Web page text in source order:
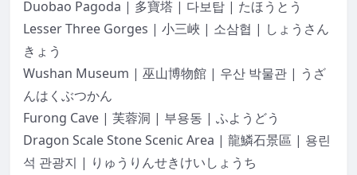
Duobao Pagoda | 多寶塔 | 다보탑 | たほうとう
Lesser Three Gorges | 小三峽 | 소삼협 | しょうさん
きょう
Wushan Museum | 巫山博物館 | 우산 박물관 | うざ
んはくぶつかん
Furong Cave | 芙蓉洞 | 부용동 | ふようどう
Dragon Scale Stone Scenic Area | 龍鱗石景區 | 용린
석 관광지 | りゅうりんせきけいしょうち